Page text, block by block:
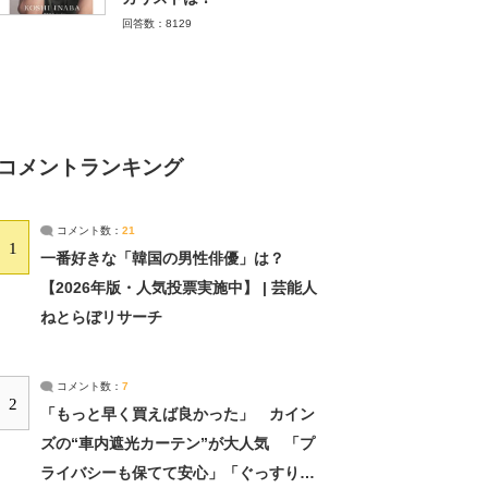
回答数：8129
コメントランキング
1
コメント数： 21
一番好きな「韓国の男性俳優」は？
【2026年版・人気投票実施中】 | 芸能人
ねとらぼリサーチ
2
コメント数： 7
「もっと早く買えば良かった」 カイン
ズの“車内遮光カーテン”が大人気 「プ
ライバシーも保てて安心」「ぐっすり眠